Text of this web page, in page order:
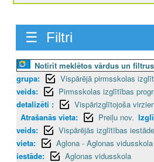
☰ Filtri
Notīrīt meklētos vārdus un filtrus
grupa:
Vispārējā pirmsskolas
veids:
Pirmsskolas izglītības
detalizēti :
Vispārizglītojoša
Atrašanās vieta:
Preiļu nov.
veids:
Vispārējās izglītības iestāde
vieta:
Aglona - Aglonas vidusskola
iestāde:
Aglonas vidusskola